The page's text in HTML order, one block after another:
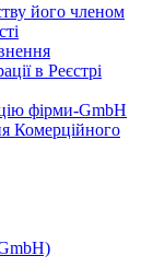
його членом
в Реєстрі
фірми-GmbH
Комерційного